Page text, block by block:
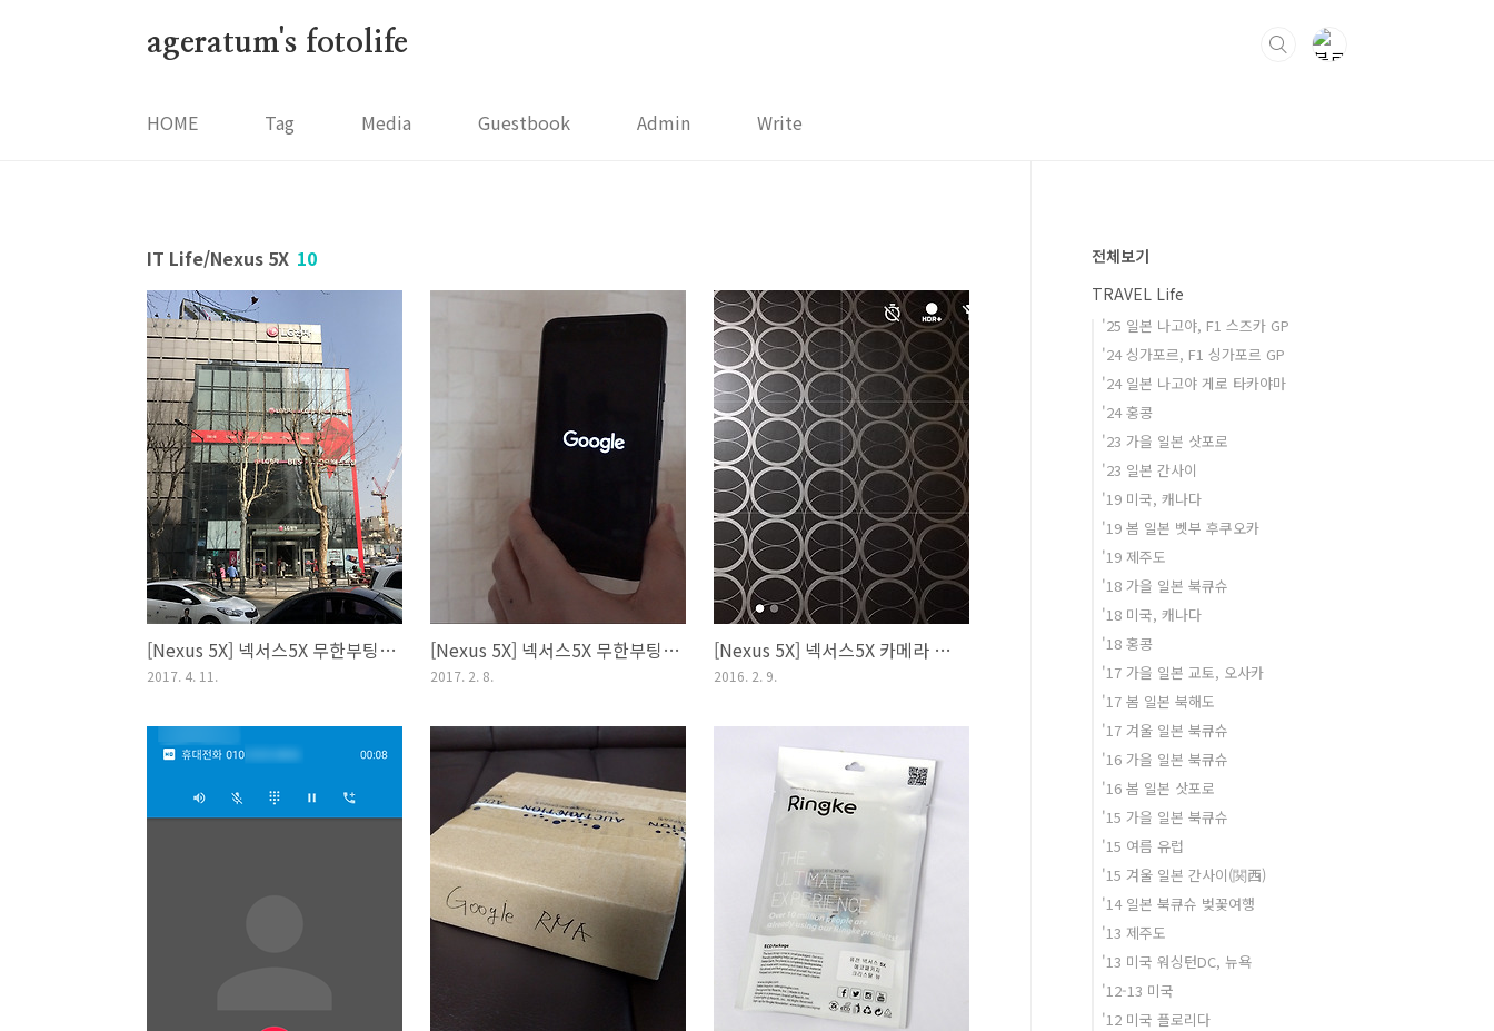
ageratum's fotolife
HOME Tag Media Guestbook Admin Write
IT Life/Nexus 5X 10
[Nexus 5X] 넥서스5X 무한부팅 현상에 대한 무기한 무상수리 실시 (넥서스5X 무한부팅 수리 후기)
2017. 4. 11.
[Nexus 5X] 넥서스5X 무한부팅 발생, 그리고 임시방편으로 살리는법
2017. 2. 8.
[Nexus 5X] 넥서스5X 카메라 성능 가늠해보기. 촬영 샘플 사진, 파노라마, 동영상
2016. 2. 9.
전체보기
TRAVEL Life
'25 일본 나고야, F1 스즈카 GP
'24 싱가포르, F1 싱가포르 GP
'24 일본 나고야 게로 타카야마
'24 홍콩
'23 가을 일본 삿포로
'23 일본 간사이
'19 미국, 캐나다
'19 봄 일본 벳부 후쿠오카
'19 제주도
'18 가을 일본 북큐슈
'18 미국, 캐나다
'18 홍콩
'17 가을 일본 교토, 오사카
'17 봄 일본 북해도
'17 겨울 일본 북큐슈
'16 가을 일본 북큐슈
'16 봄 일본 삿포로
'15 가을 일본 북큐슈
'15 여름 유럽
'15 겨울 일본 간사이(関西)
'14 일본 북큐슈 벚꽃여행
'13 제주도
'13 미국 워싱턴DC, 뉴욕
'12-13 미국
'12 미국 플로리다